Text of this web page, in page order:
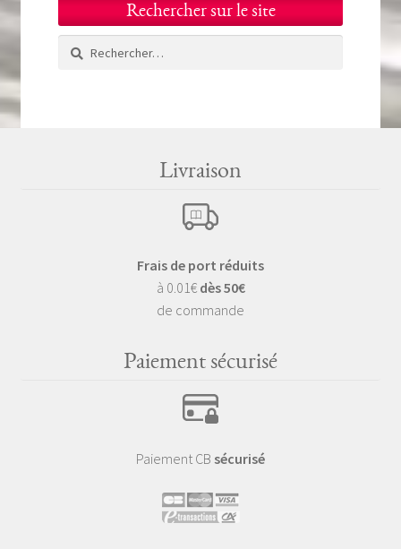
Rechercher sur le site
Rechercher :
Livraison
Frais de port réduits
à 0.01€ dès 50€
de commande
Paiement sécurisé
Paiement CB sécurisé